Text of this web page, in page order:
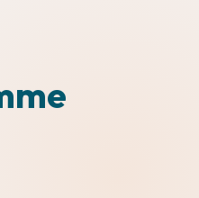
-
oder
Anliegen?
einbringen
unseren